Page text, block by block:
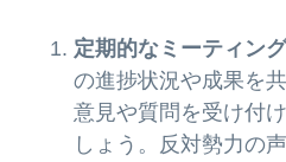
定期的なミーティン
の進捗状況や成果を
意見や質問を受け付
しょう。反対勢力の